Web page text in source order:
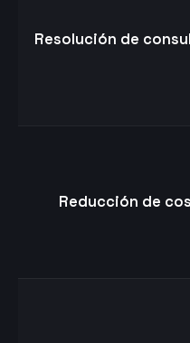
Resolución de
Reducción de